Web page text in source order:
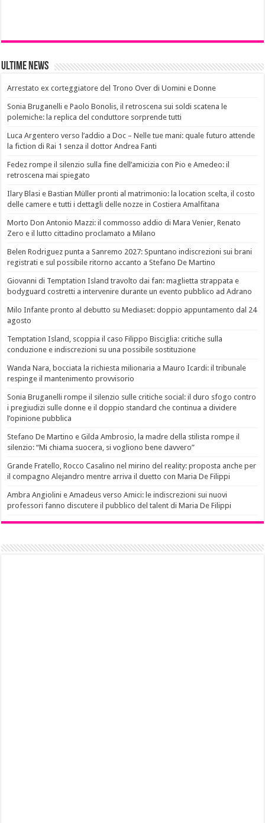
Ultime News
Arrestato ex corteggiatore del Trono Over di Uomini e Donne
Sonia Bruganelli e Paolo Bonolis, il retroscena sui soldi scatena le
polemiche: la replica del conduttore sorprende tutti
Luca Argentero verso l’addio a Doc – Nelle tue mani: quale futuro attende
la fiction di Rai 1 senza il dottor Andrea Fanti
Fedez rompe il silenzio sulla fine dell’amicizia con Pio e Amedeo: il
retroscena mai spiegato
Ilary Blasi e Bastian Müller pronti al matrimonio: la location scelta, il costo
delle camere e tutti i dettagli delle nozze in Costiera Amalfitana
Morto Don Antonio Mazzi: il commosso addio di Mara Venier, Renato
Zero e il lutto cittadino proclamato a Milano
Belen Rodriguez punta a Sanremo 2027: Spuntano indiscrezioni sui brani
registrati e sul possibile ritorno accanto a Stefano De Martino
Giovanni di Temptation Island travolto dai fan: maglietta strappata e
bodyguard costretti a intervenire durante un evento pubblico ad Adrano
Milo Infante pronto al debutto su Mediaset: doppio appuntamento dal 24
agosto
Temptation Island, scoppia il caso Filippo Bisciglia: critiche sulla
conduzione e indiscrezioni su una possibile sostituzione
Wanda Nara, bocciata la richiesta milionaria a Mauro Icardi: il tribunale
respinge il mantenimento provvisorio
Sonia Bruganelli rompe il silenzio sulle critiche social: il duro sfogo contro
i pregiudizi sulle donne e il doppio standard che continua a dividere
l’opinione pubblica
Stefano De Martino e Gilda Ambrosio, la madre della stilista rompe il
silenzio: “Mi chiama suocera, si vogliono bene davvero”
Grande Fratello, Rocco Casalino nel mirino del reality: proposta anche per
il compagno Alejandro mentre arriva il duetto con Maria De Filippi
Ambra Angiolini e Amadeus verso Amici: le indiscrezioni sui nuovi
professori fanno discutere il pubblico del talent di Maria De Filippi